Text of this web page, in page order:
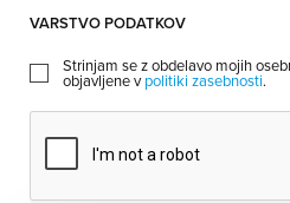
VARSTVO PODATKOV
V
r
t
Strinjam se z obdelavo mojih
objavljene vpolitiki zasebnosti.
C